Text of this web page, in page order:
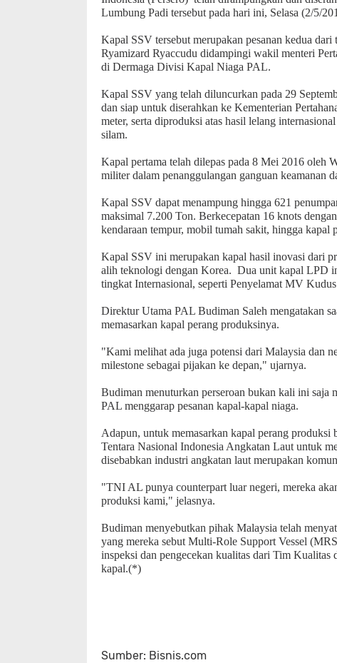
Lumbung Padi tersebut pada hari ini, Selasa (2/5/
Kapal SSV tersebut merupakan pesanan kedua
Ryamizard Ryaccudu didampingi wakil menteri
di Dermaga Divisi Kapal Niaga PAL.
Kapal SSV yang telah diluncurkan pada 29
dan siap untuk diserahkan ke Kementerian
meter, serta diproduksi atas hasil lelang
silam.
Kapal pertama telah dilepas pada 8 Mei 2016 oleh
militer dalam penanggulangan ganguan keamanan
Kapal SSV dapat menampung hingga 621
maksimal 7.200 Ton. Berkecepatan 16 knots
kendaraan tempur, mobil tumah sakit, hingga kapal
Kapal SSV ini merupakan kapal hasil inovasi dari
alih teknologi dengan Korea. Dua unit kapal LPD
tingkat Internasional, seperti Penyelamat MV
Direktur Utama PAL Budiman Saleh mengatakan
memasarkan kapal perang produksinya.
"Kami melihat ada juga potensi dari Malaysia dan
milestone sebagai pijakan ke depan," ujarnya.
Budiman menuturkan perseroan bukan kali ini saja
PAL menggarap pesanan kapal-kapal niaga.
Adapun, untuk memasarkan kapal perang produksi
Tentara Nasional Indonesia Angkatan Laut untuk
disebabkan industri angkatan laut merupakan
"TNI AL punya counterpart luar negeri, mereka
produksi kami," jelasnya.
Budiman menyebutkan pihak Malaysia telah
yang mereka sebut Multi-Role Support Vessel
inspeksi dan pengecekan kualitas dari Tim
kapal.(*)
Sumber: Bisnis.com